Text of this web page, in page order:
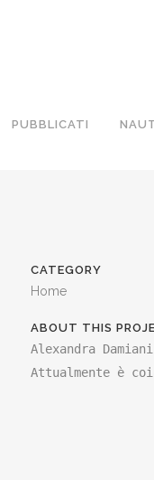
PUBBLICATI
CATEGORY
Home
ABOUT THIS
Alexandra
Attualmente è